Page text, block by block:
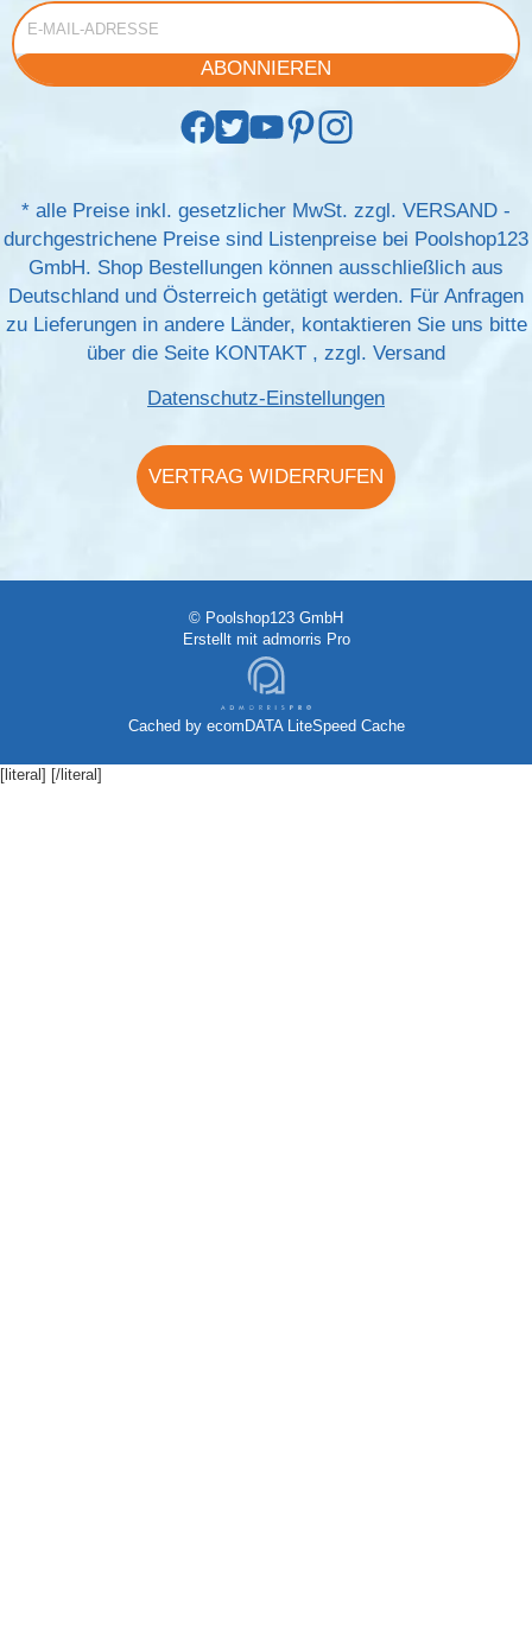
E-Mail-Adresse
ABONNIEREN
* alle Preise inkl. gesetzlicher MwSt. zzgl. VERSAND -
durchgestrichene Preise sind Listenpreise bei Poolshop123
GmbH. Shop Bestellungen können ausschließlich aus
Deutschland und Österreich getätigt werden. Für Anfragen
zu Lieferungen in andere Länder, kontaktieren Sie uns bitte
über die Seite KONTAKT , zzgl. Versand
Datenschutz-Einstellungen
VERTRAG WIDERRUFEN
© Poolshop123 GmbH
Erstellt mit admorris Pro
Cached by ecomDATA LiteSpeed Cache
[literal] [/literal]